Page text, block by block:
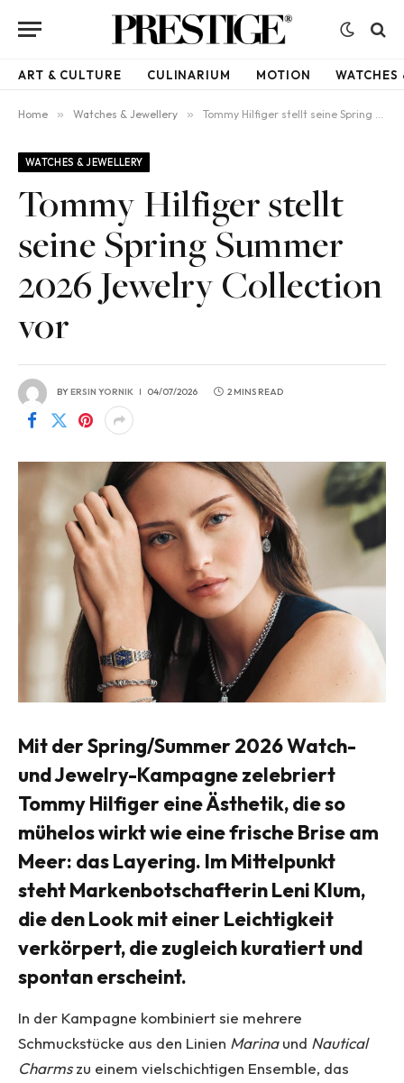
ART & CULTURE CULINARIUM MOTION WATCHES
Home » Watches & Jewellery » Tommy Hilfiger stellt seine Spring Summer 2026 Jewelry Collection vor
WATCHES & JEWELLERY
Tommy Hilfiger stellt
seine Spring Summer
2026 Jewelry Collection
vor
BYERSIN YORNIK 04/07/2026 2 MINS READ
Mit der Spring/Summer 2026 Watch-
und Jewelry-Kampagne zelebriert
Tommy Hilfigereine Ästhetik, die so
mühelos wirkt wie eine frische Brise am
Meer: das Layering. Im Mittelpunkt
steht MarkenbotschafterinLeni Klum,
die den Look mit einer Leichtigkeit
verkörpert, die zugleich kuratiert und
spontan erscheint.
In der Kampagne kombiniert sie mehrere
Schmuckstücke aus den Linien Marinaund Nautical
Charmszu einem vielschichtigen Ensemble, das